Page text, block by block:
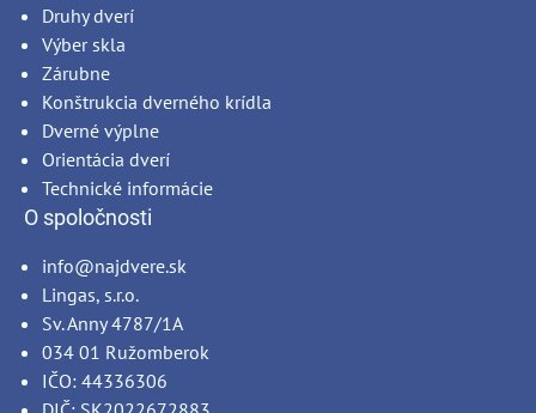
Druhy dverí
Výber skla
Zárubne
Konštrukcia dverného krídla
Dverné výplne
Orientácia dverí
Technické informácie
O spoločnosti
info@najdvere.sk
Lingas, s.r.o.
Sv. Anny 4787/1A
034 01 Ružomberok
IČO: 44336306